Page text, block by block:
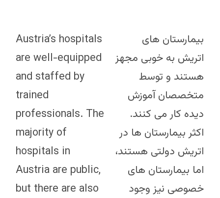
Austria’s hospitals
are well-equipped
and staffed by
trained
professionals. The
majority of
hospitals in
Austria are public,
but there are also
بیمارستان های
اتریش به خوبی مجهز
هستند و توسط
متخصصان آموزش
دیده کار می کنند.
اکثر بیمارستان ها در
اتریش دولتی هستند،
اما بیمارستان های
خصوصی نیز وجود